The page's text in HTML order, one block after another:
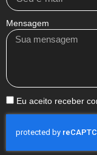
Mensagem
Eu aceito receber